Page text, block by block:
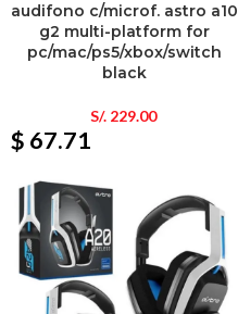
audifono c/microf. astro a10
g2 multi-platform for
pc/mac/ps5/xbox/switch
black
S/.229.00
$ 67.71